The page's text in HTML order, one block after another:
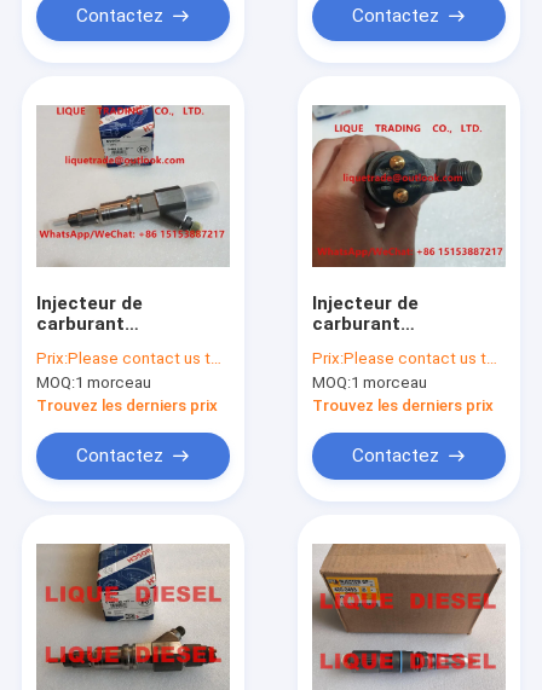
Produits
A propos de nous
Visite d'usine
15062058F,
68042029AA de
Contactez
VW 03L130277C
Contactez
Injecteur de
carburant
120 157, 0445 120
157 de BOSCH pour
SAIC-IVECO
504255185, FIAT
504255185
Prix:Please contact us to get newest price.
MOQ:1 morceau
Trouvez les derniers prix
Contactez
Injecteur de
carburant
120 157, 0445 120
157, 504255185,
504255185 de BOSCH
Prix:Please contact us to get newest price.
MOQ:1 morceau
Trouvez les derniers prix
Contactez